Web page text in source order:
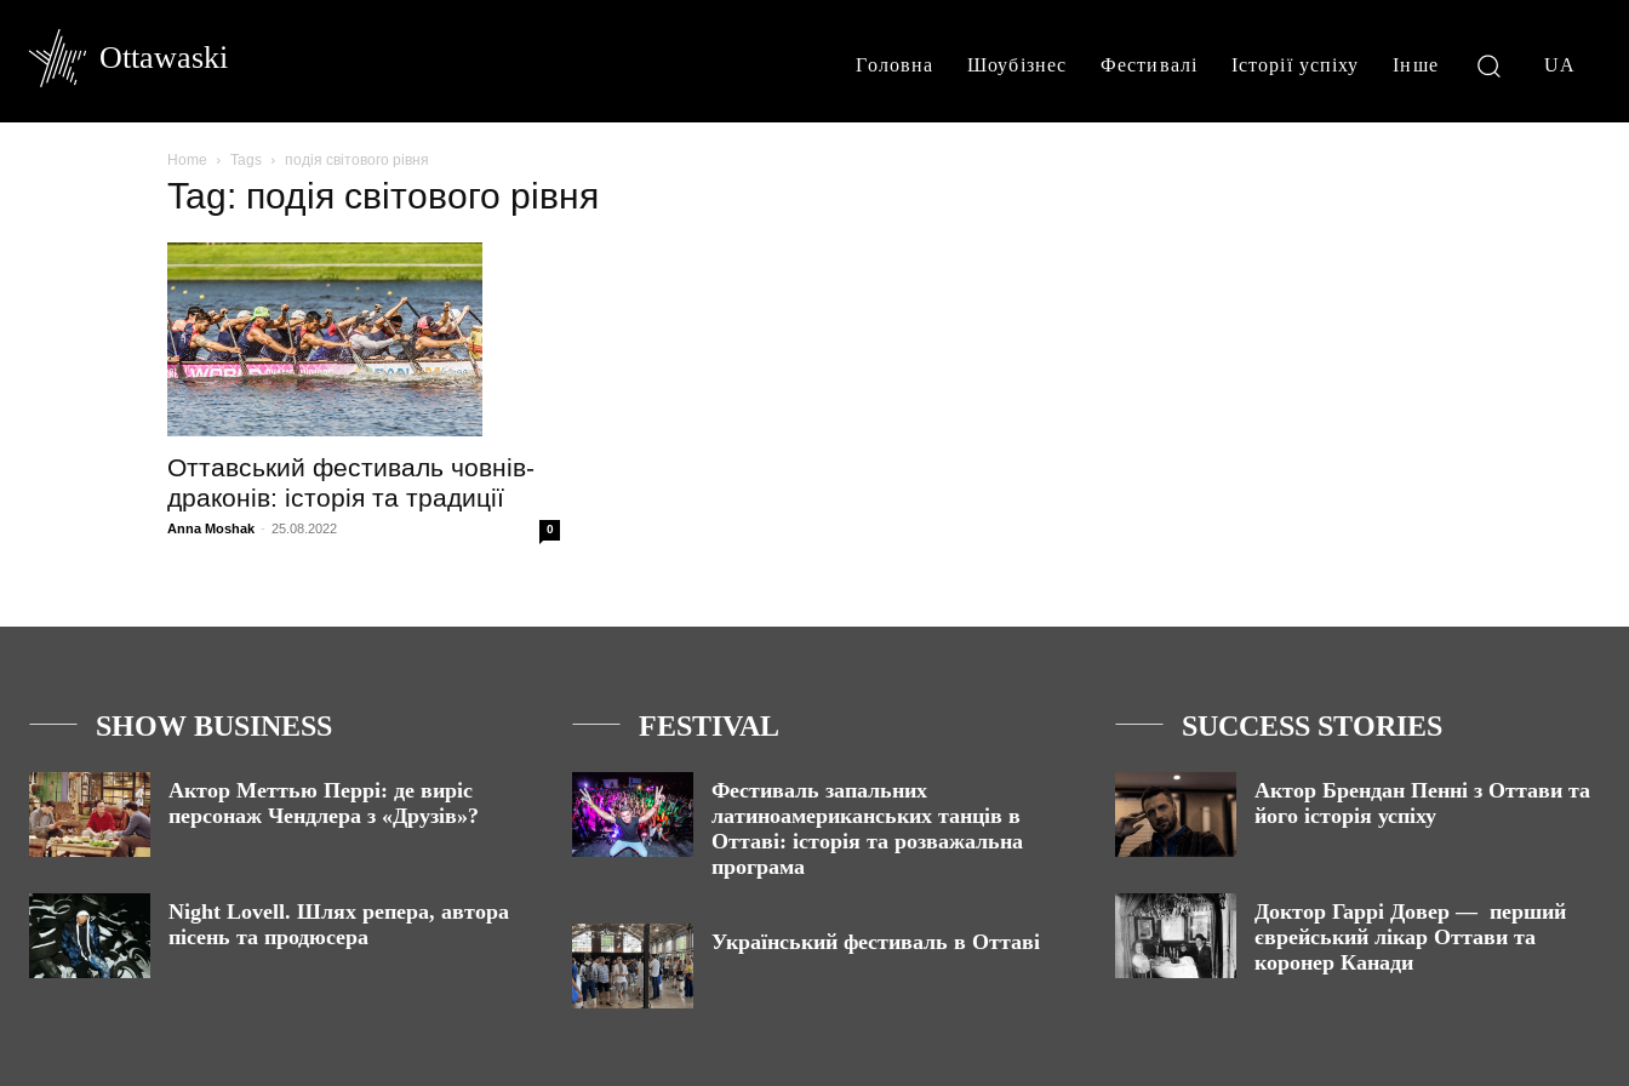
Ottawaski Головна Шоубізнес Фестивалі Історії успіху Інше UA
Home Tags подія світового рівня
Tag: подія світового рівня
Оттавський фестиваль човнів-
драконів: історія та традиції
Anna Moshak - 25.08.2022 0
SHOW BUSINESS
Актор Меттью Перрі: де виріс
персонаж Чендлера з «Друзів»?
Night Lovell. Шлях репера, автора
пісень та продюсера
FESTIVAL
Фестиваль запальних
латиноамериканських танців в
Оттаві: історія та розважальна
програма
Український фестиваль в Оттаві
SUCCESS STORIES
Актор Брендан Пенні з Оттави та
його історія успіху
Доктор Гаррі Довер — перший
єврейський лікар Оттави та
коронер Канади